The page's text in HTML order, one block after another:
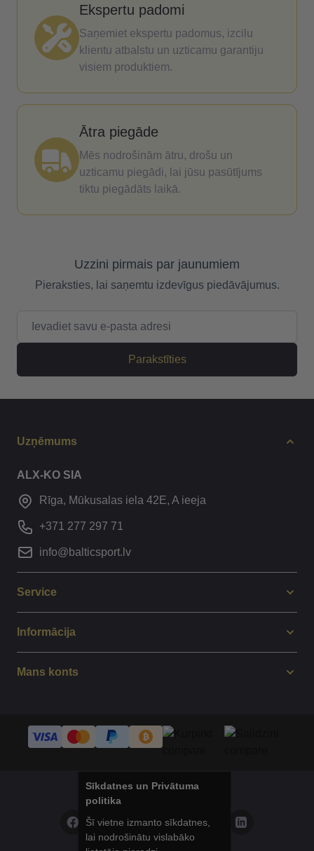
Ekspertu padomi
Saņemiet ekspertu padomus, izcilu
klientu atbalstu un uzticamu garantiju
visiem produktiem.
Ātra piegāde
Mēs nodrošinām ātru, drošu un
uzticamu piegādi, lai jūsu pasūtījums
tiktu piegādāts laikā.
Uzzini pirmais par jaunumiem
Pieraksties, lai saņemtu izdevīgus piedāvājumus.
Parakstīties
Uzņēmums
ALX-KO SIA
Rīga, Mūkusalas iela 42E, A ieeja
+371 277 297 71
info@balticsport.lv
Service
Informācija
Mans konts
© 2014 - 2025 Balticsport.lv
Sīkdatnes un Privātuma
politika
Šī vietne izmanto sīkdatnes,
lai nodrošinātu vislabāko